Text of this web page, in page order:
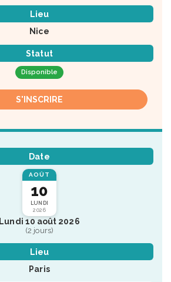
Lieu
Nice
Statut
Disponible
S'INSCRIRE
Date
AOÛT
10
LUNDI
2026
Lundi 10 août 2026
(2 jours)
Lieu
Paris